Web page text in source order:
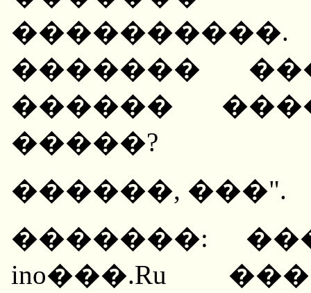
�������
������
�����?
������, ���".
�������:
ino���.Ru